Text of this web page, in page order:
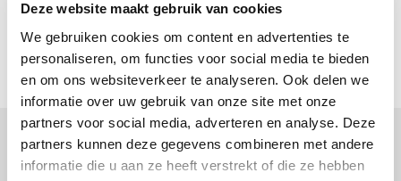
Deze website maakt gebruik van cookies
We gebruiken cookies om content en advertenties te
personaliseren, om functies voor social media te bieden
en om ons websiteverkeer te analyseren. Ook delen we
informatie over uw gebruik van onze site met onze
partners voor social media, adverteren en analyse. Deze
partners kunnen deze gegevens combineren met andere
informatie die u aan ze heeft verstrekt of die ze hebben
Nu contact opnemen
Neem contact met ons op via ons online